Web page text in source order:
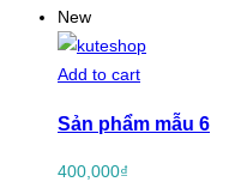
New
Add to cart
Sản phẩm mẫu 6
400,000₫